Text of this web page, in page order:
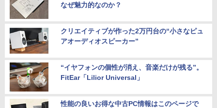
なぜ魅力的なのか？
クリエイティブが作った2万円台の“小さなピュ
アオーディオスピーカー”
“イヤフォンの個性が消え、音楽だけが残る”。
FitEar「Lilior Universal」
性能の良いお得な中古PC情報はこのページで